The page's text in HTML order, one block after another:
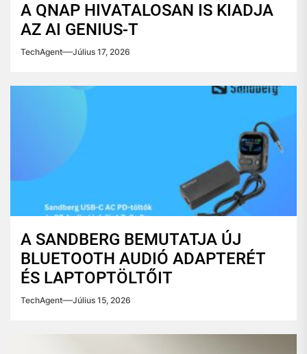
A QNAP HIVATALOSAN IS KIADJA
AZ AI GENIUS-T
TechAgent Július 17, 2026
A SANDBERG BEMUTATJA ÚJ
BLUETOOTH AUDIÓ ADAPTERÉT
ÉS LAPTOPTÖLTŐIT
TechAgent Július 15, 2026